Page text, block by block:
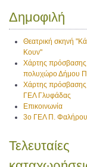
Δημοφιλή
Θεατρική σκηνή
Κουν"
Χάρτης πρόσβασης
πολυχώρο Δήμου
Χάρτης
ΓΕΛ Γλυφάδας
Επικοινωνία
3ο ΓΕΛ Π. Φαλήρου
Τελευταίες